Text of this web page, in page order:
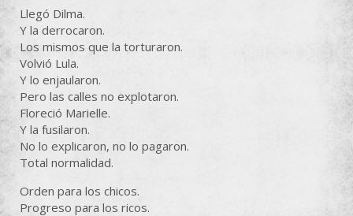
Llegó Dilma.
Y la derrocaron.
Los mismos que la torturaron.
Volvió Lula.
Y lo enjaularon.
Pero las calles no explotaron.
Floreció Marielle.
Y la fusilaron.
No lo explicaron, no lo pagaron.
Total normalidad.
Orden para los chicos.
Progreso para los ricos.